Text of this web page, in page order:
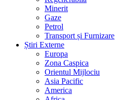
Minerit
Gaze
Petrol
Transport și Furnizare
Știri Externe
Europa
Zona Caspica
Orientul Mijlociu
Asia Pacific
America